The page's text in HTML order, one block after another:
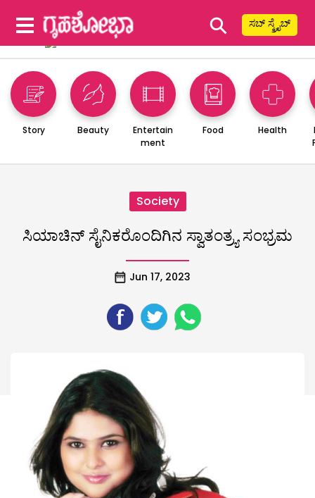
⚲ ಸಬ್ ಸ್ಕ್ರೈಬ್
Story Beauty
Entertain
ment
Food Health
Society
ಸಿಯಾಚಿನ್ ಸೈನಿಕರೊಂದಿಗಿನ ಸ್ವಾತಂತ್ರ್ಯ ಸಂಭ್ರಮ
Jun 17, 2023